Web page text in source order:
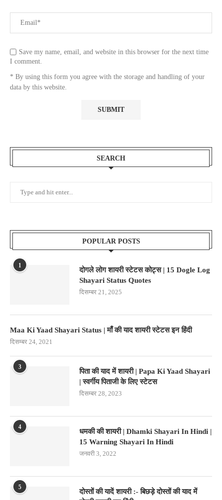
Save my name, email, and website in this browser for the next time
I comment.
* By using this form you agree with the storage and handling of your
data by this website.
SEARCH
POPULAR POSTS
1
दोगले लोग शायरी स्टेटस कोट्स | 15 Dogle Log
Shayari Status Quotes
दिसम्बर 21, 2025
Maa Ki Yaad Shayari Status | माँ की याद शायरी स्टेटस इन हिंदी
दिसम्बर 24, 2021
3
पिता की याद में शायरी | Papa Ki Yaad Shayari
| स्वर्गीय पिताजी के लिए स्टेटस
दिसम्बर 28, 2023
4
धमकी की शायरी | Dhamki Shayari In Hindi |
15 Warning Shayari In Hindi
जनवरी 3, 2022
5
दोस्तों की यादें शायरी :- बिछड़े दोस्तों की याद में